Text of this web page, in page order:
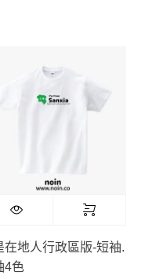
到 NT$680.
在地人行政區版-短袖.
4色